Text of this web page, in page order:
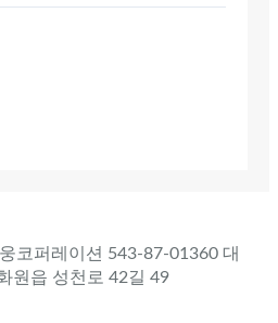
코퍼레이션 543-87-01360 대
원읍 성천로 42길 49